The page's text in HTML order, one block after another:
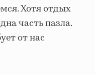
Хотя отдых
часть пазла.
от нас